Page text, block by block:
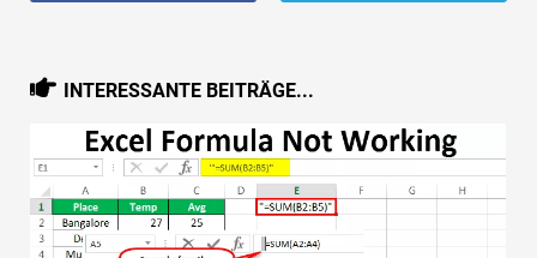
INTERESSANTE BEITRÄGE...